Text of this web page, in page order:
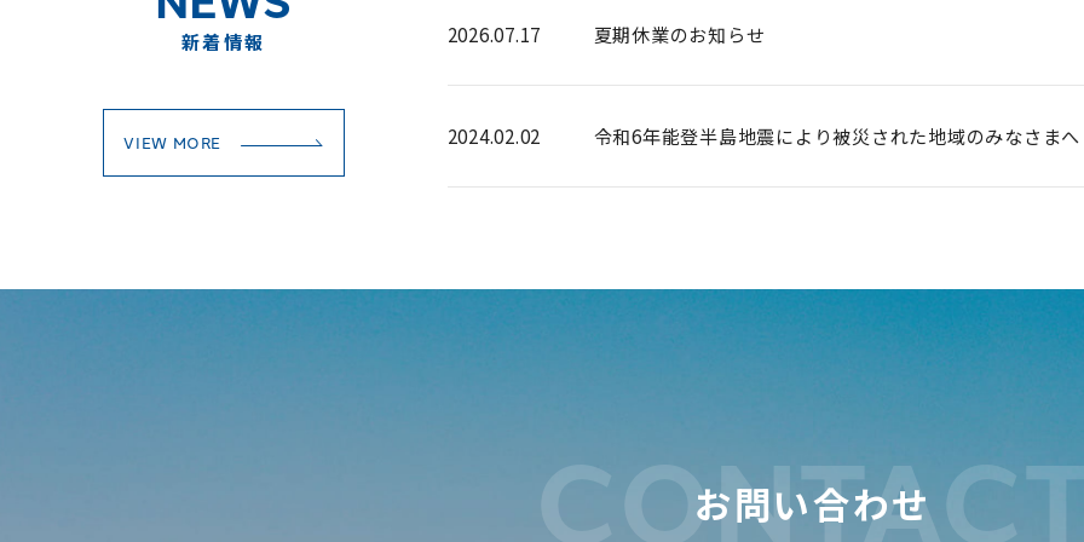
新着情報
VIEW MORE
2026.07.17 夏期休業のお知らせ
2024.02.02 令和6年能登半島地震により被災された地域のみなさまへ
お問い合わせ